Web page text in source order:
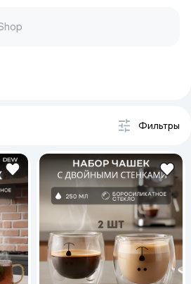
Фильтры